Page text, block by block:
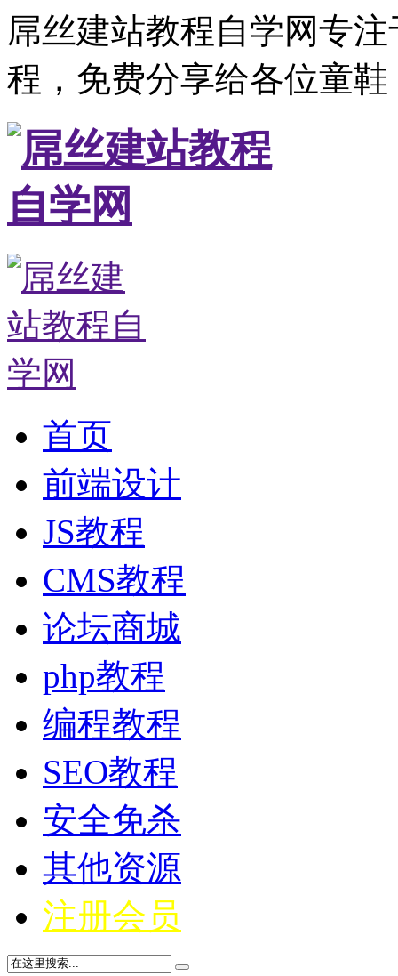
屌丝建站教程自学网专
程，免费分享给各位童
首页
前端设计
JS教程
CMS教程
论坛商城
php教程
编程教程
SEO教程
安全免杀
其他资源
注册会员